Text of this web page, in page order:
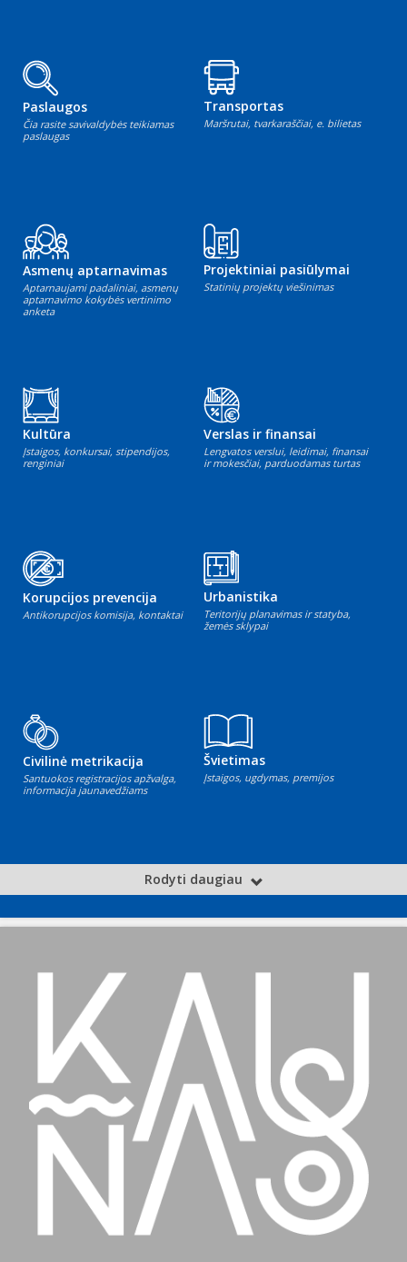
Paslaugos
Čia rasite savivaldybės teikiamas
paslaugas
Transportas
Maršrutai, tvarkaraščiai, e. bilietas
Asmenų aptarnavimas
Aptarnaujami padaliniai, asmenų
aptarnavimo kokybės vertinimo
anketa
Projektiniai pasiūlymai
Statinių projektų viešinimas
Kultūra
Įstaigos, konkursai, stipendijos,
renginiai
Verslas ir finansai
Lengvatos verslui, leidimai, finansai
ir mokesčiai, parduodamas turtas
Korupcijos prevencija
Antikorupcijos komisija, kontaktai
Urbanistika
Teritorijų planavimas ir statyba,
žemės sklypai
Civilinė metrikacija
Santuokos registracijos apžvalga,
informacija jaunavedžiams
Švietimas
Įstaigos, ugdymas, premijos
Rodyti daugiau